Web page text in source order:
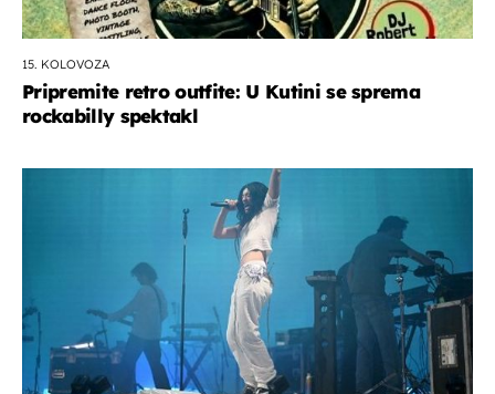
15. KOLOVOZA
Pripremite retro outfite: U Kutini se sprema
rockabilly spektakl